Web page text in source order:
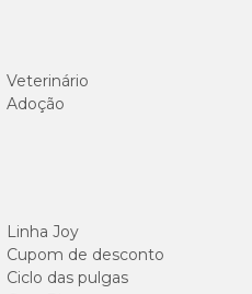
Veterinário
Adoção
Linha Joy
Cupom de desconto
Ciclo das pulgas